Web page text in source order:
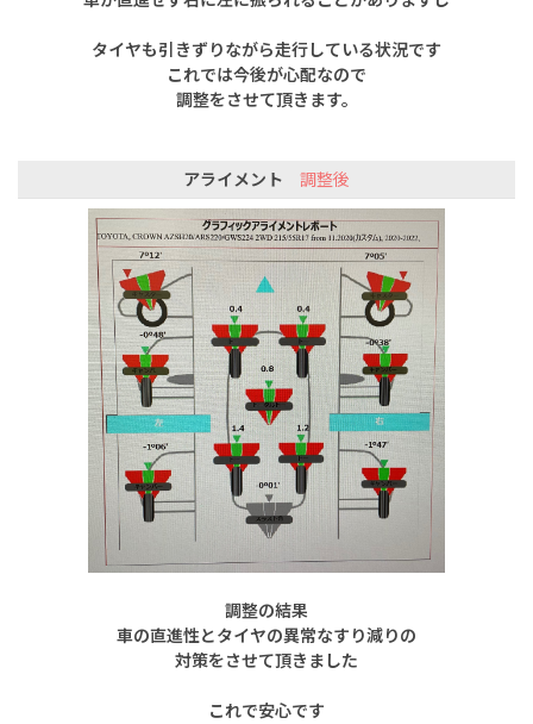
タイヤも引きずりながら走行している状況です
これでは今後が心配なので
調整をさせて頂きます。
アライメント 調整後
調整の結果
車の直進性とタイヤの異常なすり減りの
対策をさせて頂きました
これで安心です